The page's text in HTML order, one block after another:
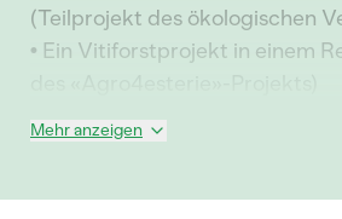
(Teilprojekt des ökologischen
• Ein Vitiforstprojekt in einem
Mehr anzeigen